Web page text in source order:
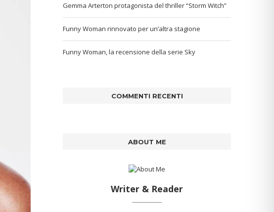
Gemma Arterton protagonista del thriller “Storm Witch”
Funny Woman rinnovato per un’altra stagione
Funny Woman, la recensione della serie Sky
COMMENTI RECENTI
ABOUT ME
Writer & Reader